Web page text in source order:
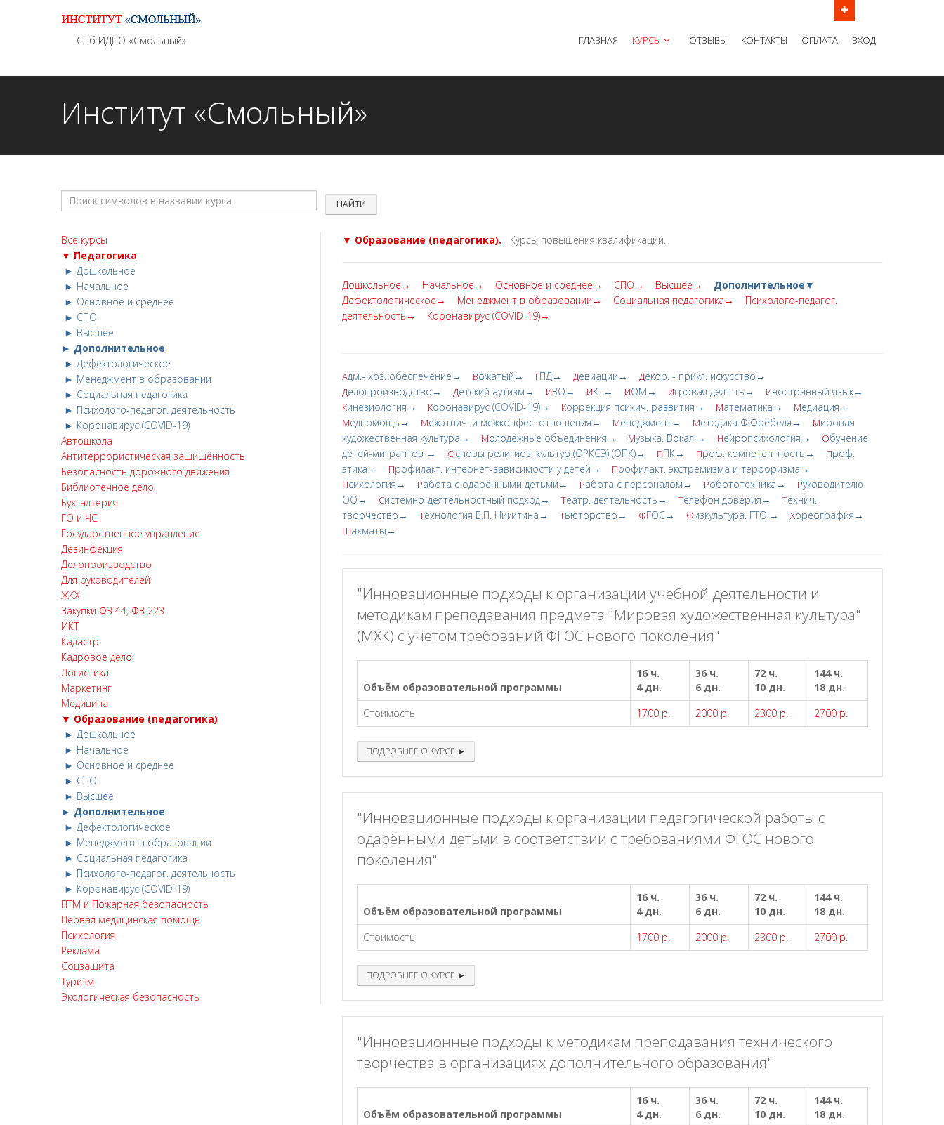
mail@institutsmolnyj.ru
СПб ИДПО «Смольный» ГЛАВНАЯ КУРСЫ ОТЗЫВЫ КОНТАКТЫ ОПЛАТА ВХОД
Институт «Смольный»
Все курсы
▼ Педагогика
► Дошкольное
► Начальное
► Основное и среднее
► СПО
► Высшее
► Дополнительное
► Дефектологическое
► Менеджмент в образовании
► Социальная педагогика
► Психолого-педагог. деятельность
► Коронавирус (COVID-19)
Автошкола
Антитеррористическая защищённость
Безопасность дорожного движения
Библиотечное дело
Бухгалтерия
ГО и ЧС
Государственное управление
Дезинфекция
Делопроизводство
Для руководителей
ЖКХ
Закупки ФЗ 44, ФЗ 223
ИКТ
Кадастр
Кадровое дело
Логистика
Маркетинг
Медицина
▼ Образование (педагогика)
► Дошкольное
► Начальное
► Основное и среднее
► СПО
► Высшее
► Дополнительное
► Дефектологическое
► Менеджмент в образовании
► Социальная педагогика
► Психолого-педагог. деятельность
► Коронавирус (COVID-19)
ПТМ и Пожарная безопасность
Первая медицинская помощь
Психология
Реклама
Соцзащита
Туризм
Экологическая безопасность
▼ Образование (педагогика). Курсы повышения квалификации.
Дошкольное→ Начальное→ Основное и среднее→ СПО→ Высшее→
Дополнительное▼
Дефектологическое→
Менеджмент в образовании→ Социальная педагогика→
Психолого-педагог.
деятельность→
Коронавирус (COVID-19)→
Адм.- хоз. обеспечение→ Вожатый→ ГПД→ Девиации→ Декор. - прикл. искусство→
Делопроизводство→ Детский аутизм→ ИЗО→ ИКТ→ ИОМ→ Игровая деят-ть→ Иностранный язык→
Кинезиология→ Коронавирус (COVID-19)→ Коррекция психич. развития→ Математика→ Медиация→
Медпомощь→ Межэтнич. и межконфес. отношения→ Менеджмент→ Методика Ф.Фрёбеля→ Мировая
художественная культура→
Молодёжные объединения→ Музыка. Вокал.→ Нейропсихология→ Обучение
детей-мигрантов →
Основы религиоз. культур (ОРКСЭ) (ОПК)→ ППК→ Проф. компетентность→ Проф.
этика→
Профилакт. интернет-зависимости у детей→ Профилакт. экстремизма и терроризма→
Психология→ Работа с одарёнными детьми→ Работа с персоналом→ Робототехника→ Руководителю
ОО→
Системно-деятельностный подход→ Театр. деятельность→ Телефон доверия→ Технич.
творчество→
Технология Б.П. Никитина→ Тьюторство→ ФГОС→ Физкультура. ГТО.→ Хореография→
Шахматы→
"Инновационные подходы к организации учебной деятельности и
методикам преподавания предмета "Мировая художественная культура"
(МХК) с учетом требований ФГОС нового поколения"
Объём образовательной программы
16 ч.
4 дн.
36 ч.
6 дн.
72 ч.
10 дн.
144 ч.
18 дн.
Стоимость
1700 р. 2000 р. 2300 р. 2700 р.
ПОДРОБНЕЕ О КУРСЕ ►
"Инновационные подходы к организации педагогической работы с
одарёнными детьми в соответствии с требованиями ФГОС нового
поколения"
Объём образовательной программы
16 ч.
4 дн.
36 ч.
6 дн.
72 ч.
10 дн.
144 ч.
18 дн.
Стоимость
1700 р. 2000 р. 2300 р. 2700 р.
ПОДРОБНЕЕ О КУРСЕ ►
"Инновационные подходы к методикам преподавания технического
творчества в организациях дополнительного образования"
Объём образовательной программы
16 ч.
4 дн.
36 ч.
6 дн.
72 ч.
10 дн.
144 ч.
18 дн.